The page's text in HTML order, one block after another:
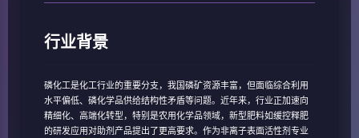
行业背景
磷化工是化工行业的重要分支，我国磷矿资源丰富，但面临综合利用
水平偏低、磷化学品供给结构性矛盾等问题。近年来，行业正加速向
精细化、高端化转型，特别是农用化学品领域，新型肥料如缓控释肥
的研发应用对助剂产品提出了更高要求。作为非离子表面活性剂专业